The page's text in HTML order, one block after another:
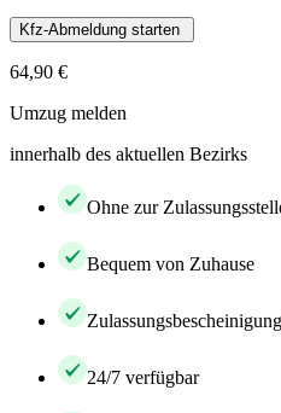
Kfz-Abmeldung starten
64,90 €
Umzug melden
innerhalb des aktuellen Bezirks
Ohne zur
Bequem von Zuhause
24/7 verfügbar